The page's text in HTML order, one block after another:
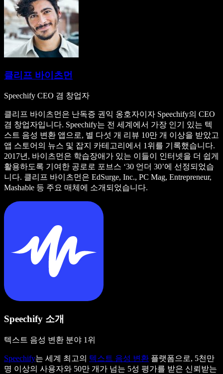
클리프 바이츠먼
Speechify CEO 겸 창업자
클리프 바이츠먼은 난독증 권익 옹호자이자 Speechify의 CEO
겸 창업자입니다. Speechify는 전 세계에서 가장 인기 있는 텍
스트 음성 변환 앱으로, 별 다섯 개 리뷰 10만 개 이상을 받았고
앱 스토어의 뉴스 및 잡지 카테고리에서 1위를 기록했습니다.
2017년, 바이츠먼은 학습장애가 있는 이들이 인터넷을 더 쉽게
활용하도록 기여한 공로로 포브스 ‘30 언더 30’에 선정되었습
니다. 클리프 바이츠먼은 EdSurge, Inc., PC Mag, Entrepreneur,
Mashable 등 주요 매체에 소개되었습니다.
Speechify 소개
텍스트 음성 변환 분야 1위
Speechify는 세계 최고의 텍스트 음성 변환 플랫폼으로, 5천만
명 이상의 사용자와 50만 개가 넘는 5성 평가를 받은 신뢰받는